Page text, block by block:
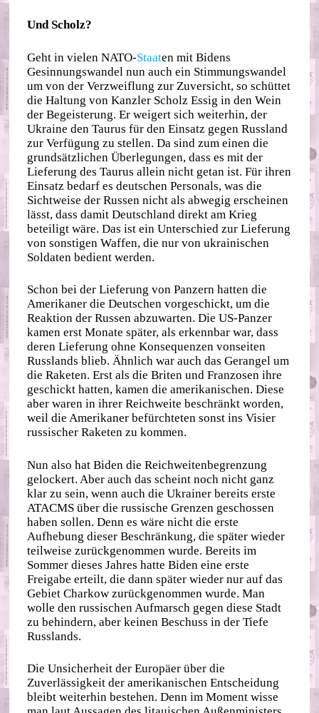
Und Scholz?
Geht in vielen NATO-Staaten mit Bidens
Gesinnungswandel nun auch ein Stimmungswandel
um von der Verzweiflung zur Zuversicht, so schüttet
die Haltung von Kanzler Scholz Essig in den Wein
der Begeisterung. Er weigert sich weiterhin, der
Ukraine den Taurus für den Einsatz gegen Russland
zur Verfügung zu stellen. Da sind zum einen die
grundsätzlichen Überlegungen, dass es mit der
Lieferung des Taurus allein nicht getan ist. Für ihren
Einsatz bedarf es deutschen Personals, was die
Sichtweise der Russen nicht als abwegig erscheinen
lässt, dass damit Deutschland direkt am Krieg
beteiligt wäre. Das ist ein Unterschied zur Lieferung
von sonstigen Waffen, die nur von ukrainischen
Soldaten bedient werden.
Schon bei der Lieferung von Panzern hatten die
Amerikaner die Deutschen vorgeschickt, um die
Reaktion der Russen abzuwarten. Die US-Panzer
kamen erst Monate später, als erkennbar war, dass
deren Lieferung ohne Konsequenzen vonseiten
Russlands blieb. Ähnlich war auch das Gerangel um
die Raketen. Erst als die Briten und Franzosen ihre
geschickt hatten, kamen die amerikanischen. Diese
aber waren in ihrer Reichweite beschränkt worden,
weil die Amerikaner befürchteten sonst ins Visier
russischer Raketen zu kommen.
Nun also hat Biden die Reichweitenbegrenzung
gelockert. Aber auch das scheint noch nicht ganz
klar zu sein, wenn auch die Ukrainer bereits erste
ATACMS über die russische Grenzen geschossen
haben sollen. Denn es wäre nicht die erste
Aufhebung dieser Beschränkung, die später wieder
teilweise zurückgenommen wurde. Bereits im
Sommer dieses Jahres hatte Biden eine erste
Freigabe erteilt, die dann später wieder nur auf das
Gebiet Charkow zurückgenommen wurde. Man
wolle den russischen Aufmarsch gegen diese Stadt
zu behindern, aber keinen Beschuss in der Tiefe
Russlands.
Die Unsicherheit der Europäer über die
Zuverlässigkeit der amerikanischen Entscheidung
bleibt weiterhin bestehen. Denn im Moment wisse